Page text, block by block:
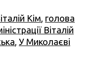
Кім голова
Віталій
У Миколаєві